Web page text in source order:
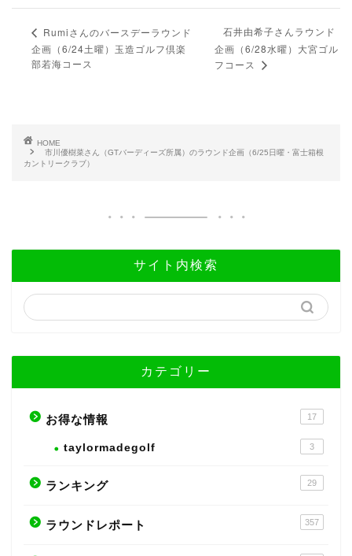
Rumiさんのバースデーラウンド
企画（6/24土曜）玉造ゴルフ倶楽
部若海コース
石井由希子さんラウンド
企画（6/28水曜）大宮ゴル
フコース
HOME
市川優樹菜さん（GTバーディーズ所属）のラウンド企画（6/25日曜・富士箱根
カントリークラブ）
サイト内検索
カテゴリー
お得な情報 17
taylormadegolf 3
ランキング 29
ラウンドレポート 357